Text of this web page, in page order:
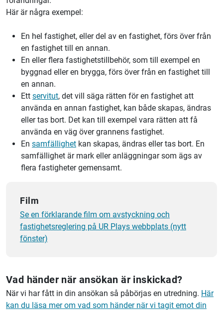
Här är några exempel:
En hel fastighet, eller del av en fastighet, förs över från
en fastighet till en annan.
En eller flera fastighetstillbehör, som till exempel en
byggnad eller en brygga, förs över från en fastighet till
en annan.
Ett servitut, det vill säga rätten för en fastighet att
använda en annan fastighet, kan både skapas, ändras
eller tas bort. Det kan till exempel vara rätten att få
använda en väg över grannens fastighet.
En samfällighet kan skapas, ändras eller tas bort. En
samfällighet är mark eller anläggningar som ägs av
flera fastigheter gemensamt.
Film
Se en förklarande film om avstyckning och
fastighetsreglering på UR Plays webbplats (nytt
fönster)
Vad händer när ansökan är inskickad?
När vi har fått in din ansökan så påbörjas en utredning. Här
kan du läsa mer om vad som händer när vi tagit emot din